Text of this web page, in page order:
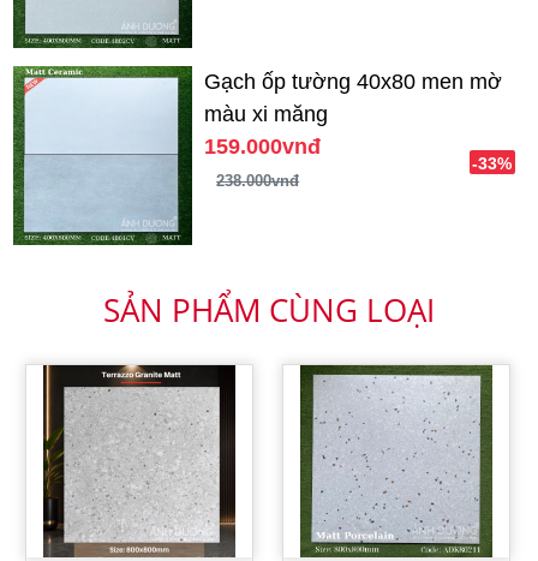
Gạch ốp tường 40x80 men mờ
màu xi măng
159.000vnđ
238.000vnđ
-33%
SẢN PHẨM CÙNG LOẠI